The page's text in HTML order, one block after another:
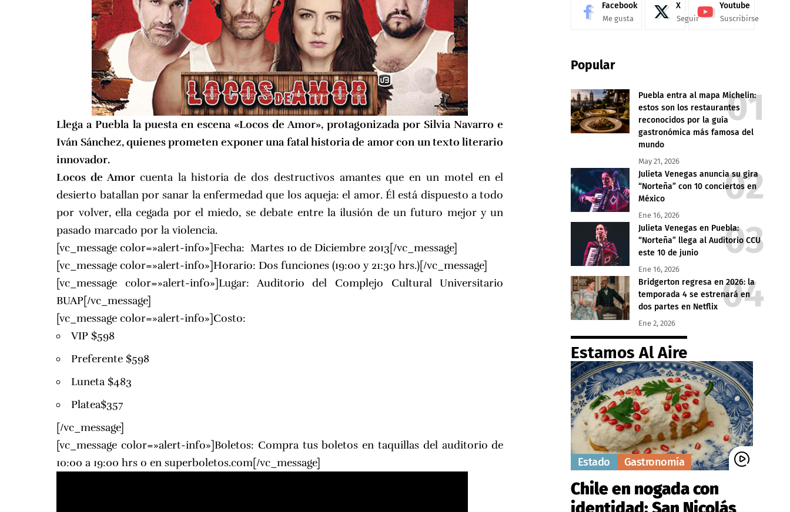
Llega a Puebla la puesta en escena «Locos de Amor», protagonizada por Silvia Navarro e
Iván Sánchez, quienes prometen exponer una fatal historia de amor con un texto literario
innovador.
Locos de Amor cuenta la historia de dos destructivos amantes que en un motel en el
desierto batallan por sanar la enfermedad que los aqueja: el amor. Él está dispuesto a todo
por volver, ella cegada por el miedo, se debate entre la ilusión de un futuro mejor y un
pasado marcado por la violencia.
[vc_message color=»alert-info»]Fecha: Martes 10 de Diciembre 2013[/vc_message]
[vc_message color=»alert-info»]Horario: Dos funciones (19:00 y 21:30 hrs.)[/vc_message]
[vc_message color=»alert-info»]Lugar: Auditorio del Complejo Cultural Universitario
BUAP[/vc_message]
[vc_message color=»alert-info»]Costo:
VIP $598
Preferente $598
Luneta $483
Platea$357
[/vc_message]
[vc_message color=»alert-info»]Boletos: Compra tus boletos en taquillas del auditorio de
10:00 a 19:00 hrs o ensuperboletos.com[/vc_message]
Facebook
Me gusta
X
Seguir
Youtube
Suscribirse
Popular
Puebla entra al mapa Michelin:
estos son los restaurantes
reconocidos por la guía
gastronómica más famosa del
mundo
May 21, 2026
Julieta Venegas anuncia su gira
“Norteña” con 10 conciertos en
México
Ene 16, 2026
Julieta Venegas en Puebla:
“Norteña” llega al Auditorio CCU
este 10 de junio
Ene 16, 2026
Bridgerton regresa en 2026: la
temporada 4 se estrenará en
dos partes en Netflix
Ene 2, 2026
Estamos Al Aire
Estado Gastronomía
Chile en nogada con